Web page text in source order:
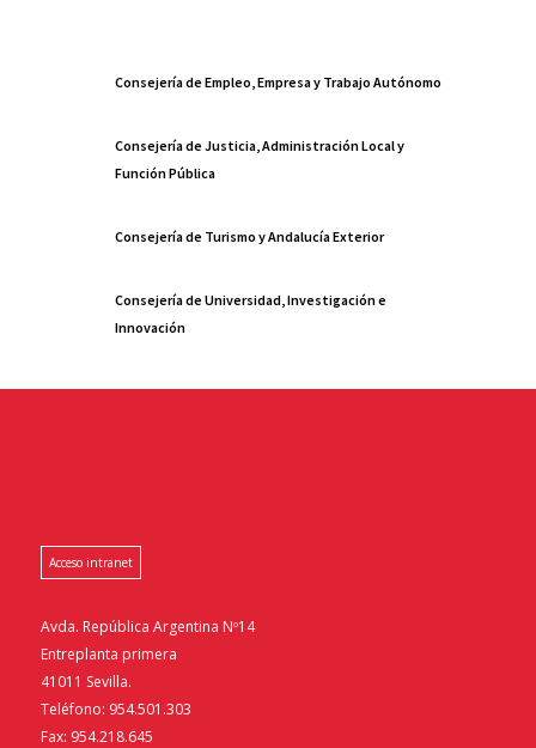
Consejería de Empleo, Empresa y Trabajo Autónomo
Consejería de Justicia, Administración Local y
Función Pública
Consejería de Turismo y Andalucía Exterior
Consejería de Universidad, Investigación e
Innovación
Acceso intranet
Avda. República Argentina Nº14
Entreplanta primera
41011 Sevilla.
Teléfono: 954.501.303
Fax: 954.218.645